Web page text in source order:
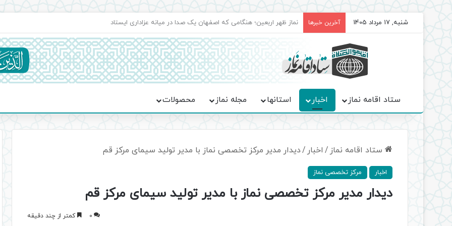
شنبه, 17 مرداد 1405 آخرین خبرها برگزاری باشکوه نمازهای جماعت در موکب فاطمه الزهرا (س)
ستاد اقامه نماز اخبار استانها مجله نماز محصولات
ستاد اقامه نماز / اخبار /دیدار مدیر مرکز تخصصی نماز با مدیر تولید سیمای مرکز قم
اخبار مرکز تخصصی نماز
دیدار مدیر مرکز تخصصی نماز با مدیر تولید سیمای مرکز قم
0 کمتر از چند دقیقه